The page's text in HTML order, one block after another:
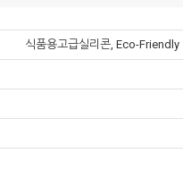
식품용고급실리콘, Eco-Friendly